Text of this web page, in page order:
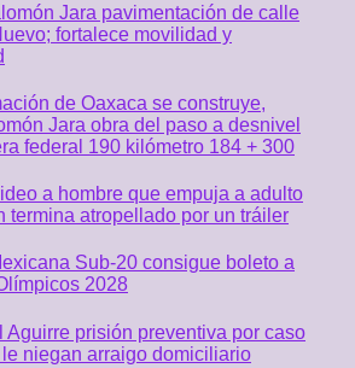
Jara pavimentación de calle
fortalece movilidad y
de Oaxaca se construye,
Jara obra del paso a desnivel
federal 190 kilómetro 184 + 300
a hombre que empuja a adulto
termina atropellado por un tráiler
Sub-20 consigue boleto a
2028
Aguirre prisión preventiva por caso
niegan arraigo domiciliario